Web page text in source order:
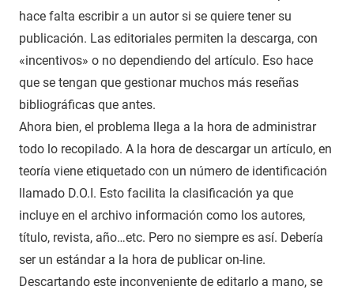
hace falta escribir a un autor si se quiere tener su
publicación. Las editoriales permiten la descarga, con
«incentivos» o no dependiendo del artículo. Eso hace
que se tengan que gestionar muchos más reseñas
bibliográficas que antes.
Ahora bien, el problema llega a la hora de administrar
todo lo recopilado. A la hora de descargar un artículo, en
teoría viene etiquetado con un número de identificación
llamado D.O.I. Esto facilita la clasificación ya que
incluye en el archivo información como los autores,
título, revista, año…etc. Pero no siempre es así. Debería
ser un estándar a la hora de publicar on-line.
Descartando este inconveniente de editarlo a mano, se